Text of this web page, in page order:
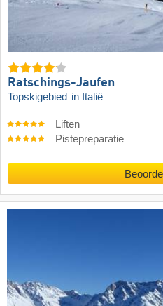
Ratschings-Jaufen
Topskigebied in Italië
Liften
Pistepreparatie